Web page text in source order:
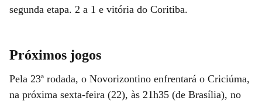
segunda etapa. 2 a 1 e vitória do Coritiba.
Próximos jogos
Pela 23ª rodada, o Novorizontino enfrentará o Criciúma,
na próxima sexta-feira (22), às 21h35 (de Brasília), no